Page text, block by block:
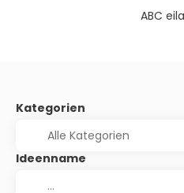
ABC
Kategorien
Ideenname